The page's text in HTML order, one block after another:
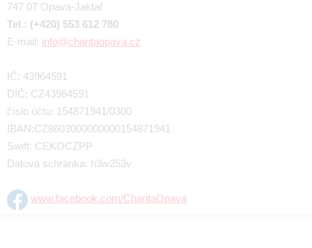
747 07 Opava-Jaktař
Tel.: (+420) 553 612 780
E-mail: info@charitaopava.cz
IČ: 43964591
DIČ: CZ43964591
číslo účtu: 154871941/0300
IBAN:CZ8603000000000154871941
Swift: CEKOCZPP
Datová schránka: h3w253v
www.facebook.com/CharitaOpava